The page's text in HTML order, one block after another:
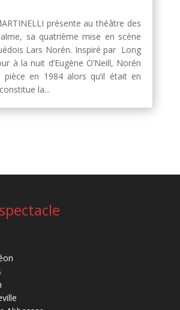
présente au théâtre des
sa quatrième mise en scène
Lars Norén. Inspiré par Long
à la nuit d’Eugène O’Neill, Norén
en 1984 alors qu’il était en
la...